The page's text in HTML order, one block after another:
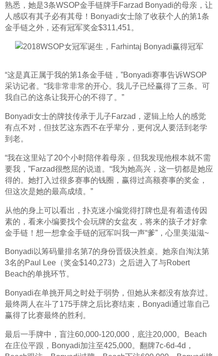
熟悉，她是3条WSOP金手链牌手Farzad Bonyadi的母亲，让
人感叹有其子必有其母！Bonyadi女士除了收获个人的第1条
金手链之外，还有冠军奖金$311,451。
“这是真正属于我的第1条金手链，”Bonyadi赛事告诉WSOP
采访记者。“我非常非常的开心。我儿子已经赢得了三条。可
我自己的这条让我开心的不得了。”
Bonyadi女士的牌技传承于儿子Farzad，逻辑上给人的感觉
有点不对，但技艺这东西不在乎辈分，更何况人要活到老学
到老。
“我在这里站了20个小时陪伴着母亲，但我发现他根本就不需
要我，”Farzad很憋屈的说道。“我为她高兴，这一切都是她应
得的。她打入过很多赛事的钱圈，赢得过高额赛事的奖金，
但这次是她的最高成绩。”
从他的身上可以看出，扑克迷小编觉得打牌也是有着遗传因
素的，看来小编要找个会玩牌的女盆友，将来的孩子才好拿
金手链！想一想拿金手链的冠军叫我一声“爹”，心里美滋滋~
Bonyadi以筹码量排名第7的身份晋级决胜桌。她亲自淘汰第
3名的Paul Lee（奖金$140,273）之后进入了与Robert
Beach的单挑环节。
Bonyadi在单挑开局之时处于弱势，但她从来都没有放弃过。
最终两人在斗了175手牌之后比赛结束，Bonyadi通过靠自己
赢得了比赛最终的胜利。
最后一手牌中，盲注60,000-120,000，底注20,000。Beach
在庄位平跟，Bonyadi加注至425,000。翻牌7c-6d-4d，